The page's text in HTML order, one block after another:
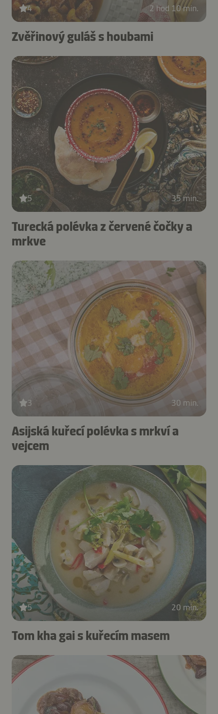
4 2 hod 10 min.
Zvěřinový guláš s houbami
5 35 min.
Turecká polévka z červené čočky a
mrkve
3 30 min.
Asijská kuřecí polévka s mrkví a
vejcem
5 20 min.
Tom kha gai s kuřecím masem